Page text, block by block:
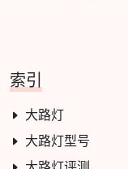
索引
大路灯
大路灯型号